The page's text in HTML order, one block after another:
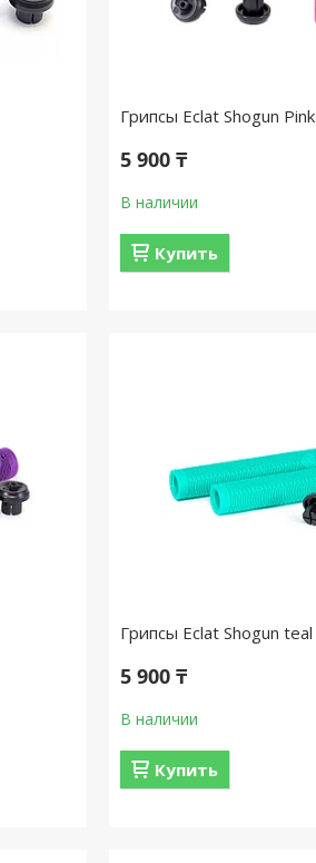
Грипсы Eclat Shogun Pink
5 900 ₸
В наличии
Купить
Грипсы Eclat Shogun teal
5 900 ₸
В наличии
Купить